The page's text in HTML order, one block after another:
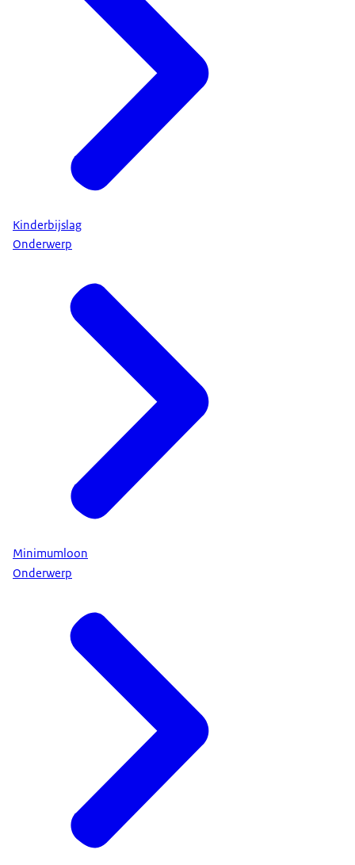
Kinderbijslag
Onderwerp
Minimumloon
Onderwerp